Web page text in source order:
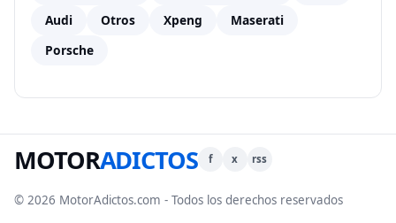
Audi
Otros Xpeng
Maserati
Porsche
MOTORADICTOS f x rss
© 2026 MotorAdictos.com - Todos los derechos reservados